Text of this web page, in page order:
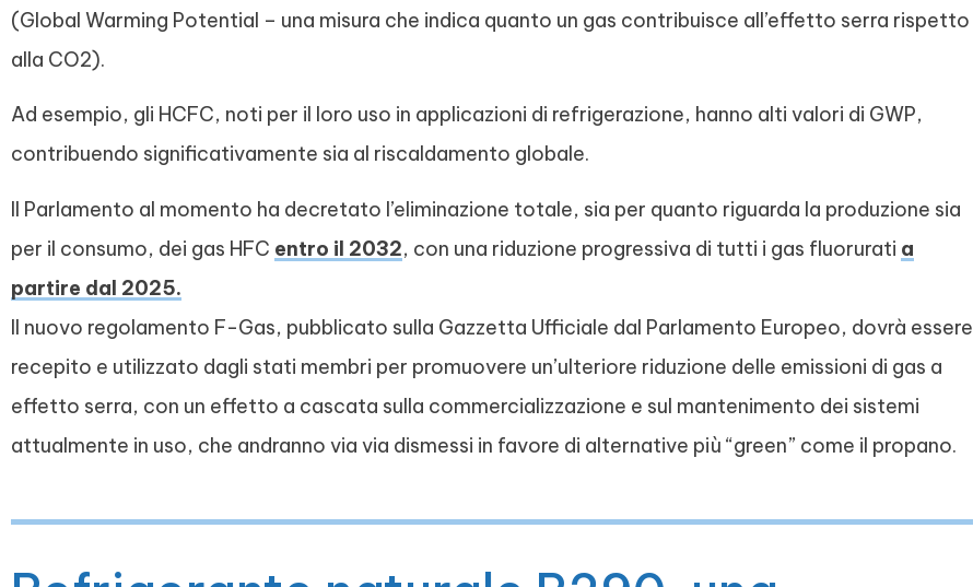
(Global Warming Potential – una misura che indica quanto un gas contribuisce all’effetto serra rispetto
alla CO2).
Ad esempio, gli HCFC, noti per il loro uso in applicazioni di refrigerazione, hanno alti valori di GWP,
contribuendo significativamente sia al riscaldamento globale.
Il Parlamento al momento ha decretato l’eliminazione totale, sia per quanto riguarda la produzione sia
per il consumo, dei gas HFC entro il 2032, con una riduzione progressiva di tutti i gas fluorurati a
partire dal 2025.
Il nuovo regolamento F-Gas, pubblicato sulla Gazzetta Ufficiale dal Parlamento Europeo, dovrà essere
recepito e utilizzato dagli stati membri per promuovere un’ulteriore riduzione delle emissioni di gas a
effetto serra, con un effetto a cascata sulla commercializzazione e sul mantenimento dei sistemi
attualmente in uso, che andranno via via dismessi in favore di alternative più “green” come il propano.